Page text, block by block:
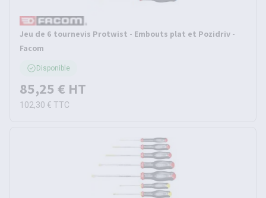
Jeu de 6 tournevis Protwist - Embouts plat et Pozidriv -
Facom
Disponible
85,25 € HT
102,30 € TTC